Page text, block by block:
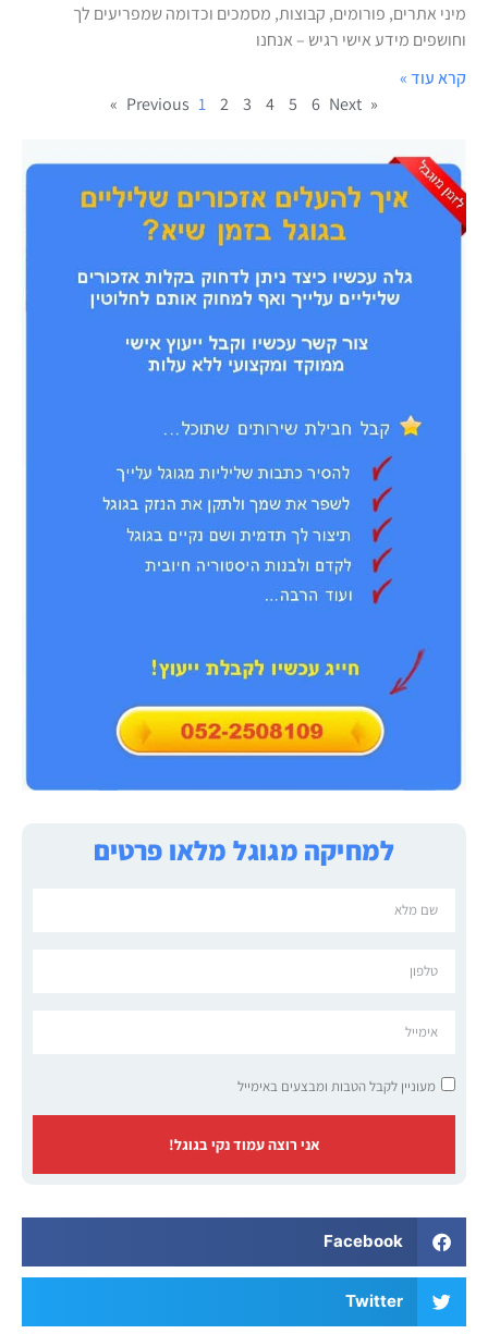
מיני אתרים, פורומים, קבוצות, מסמכים וכדומה שמפריעים לך
וחושפים מידע אישי רגיש – אנחנו
קרא עוד »
« Previous
1 2 3 4 5 6 Next »
למחיקה מגוגל מלאו פרטים
מעוניין לקבל הטבות ומבצעים באימייל
אני רוצה עמוד נקי בגוגל!
Facebook
Twitter